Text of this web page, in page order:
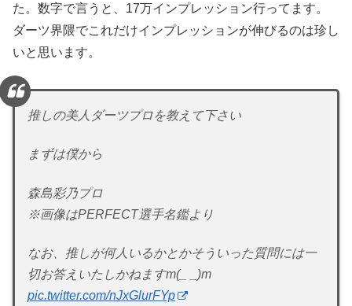
た。数字で言うと、17万インプレッション行ってます。
ダーツ界隈でこれだけインプレッションが伸びるのは珍し
いと思います。
推しの美人ダーツプロを教えて下さい
まずは僕から
森島彩乃プロ
※画像はPERFECT選手名鑑より
なお、推しが何人いるかとかそういった質問には一
切お答えいたしかねますm(_ _)m
pic.twitter.com/nJxGlurFYp